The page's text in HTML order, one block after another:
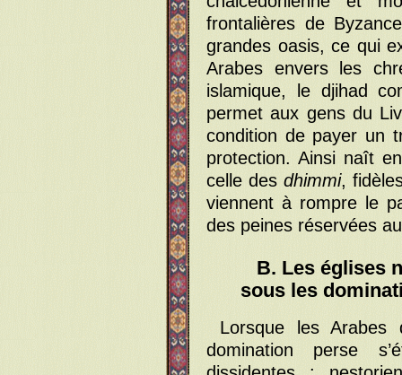
frontalières de
grandes oasis, ce qui
Arabes envers les
islamique, le djihad
permet aux gens du
condition de payer un
protection. Ainsi naît
celle des dhimmi,
viennent à rompre le
des peines réservées
B. Les églises
sous les
Lorsque les Arabes
domination perse